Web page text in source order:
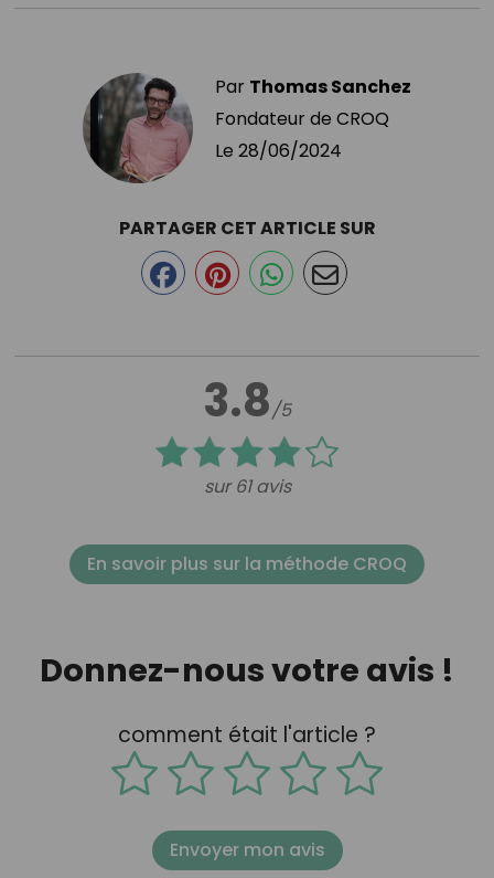
Par Thomas Sanchez
Fondateur de CROQ
Le 28/06/2024
3.8/5
sur 61 avis
PARTAGER CET ARTICLE SUR
En savoir plus sur la méthode CROQ
Donnez-nous votre avis !
comment était l'article ?
Envoyer mon avis